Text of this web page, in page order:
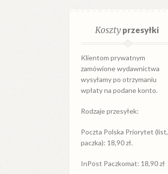
Kosztyprzesyłki
Klientom prywatnym
zamówione wydawnictwa
wysyłamy po otrzymaniu
wpłaty na podane konto.
Rodzaje przesyłek:
Poczta Polska Priorytet (list,
paczka): 18,90 zł.
InPost Paczkomat: 18,90 zł